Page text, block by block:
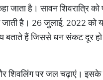
जाता है। सावन शिवरात्रि
जाती है। 26 जुलाई, 2022 को
हैं जिससे धन संकट दूर हो
शिवलिंग पर जल चढ़ाएं। इसके